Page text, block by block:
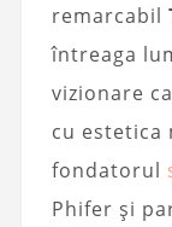
remarcabil
întreaga
vizionare
cu estetica
fondatorul
Phifer și